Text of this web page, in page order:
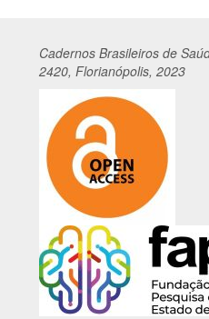
Cadernos Brasileiros de
2420, Florianópolis, 2023